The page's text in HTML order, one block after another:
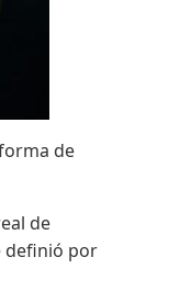
de
de
definió por